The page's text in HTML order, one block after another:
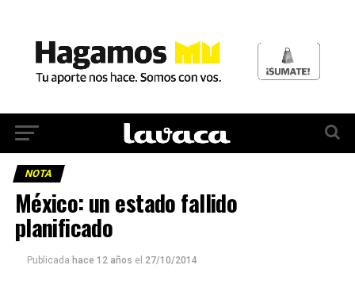
NOTA
México: un estado fallido
planificado
Publicada hace 12 años el 27/10/2014